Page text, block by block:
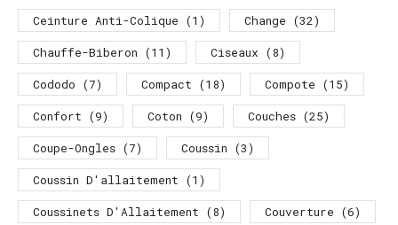
Ceinture Anti-Colique (1) Change (32)
Chauffe-Biberon (11) Ciseaux (8)
Cododo (7) Compact (18) Compote (15)
Confort (9) Coton (9) Couches (25)
Coupe-Ongles (7) Coussin (3)
Coussin D'allaitement (1)
Coussinets D'Allaitement (8) Couverture (6)